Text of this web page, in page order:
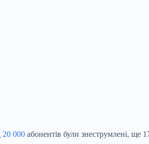
20 000 абонентів були знеструмлені, ще